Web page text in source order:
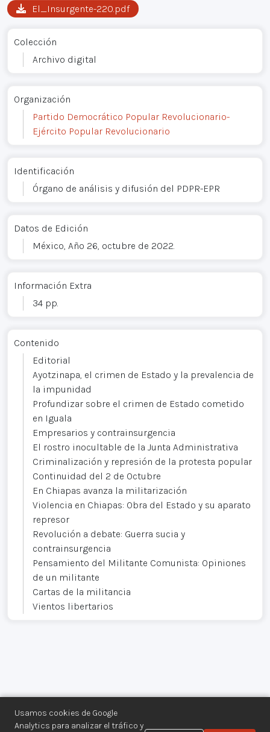
Usamos cookies de Google
Analytics para analizar el tráfico y
El_Insurgente-220.pdf
Colección
Archivo digital
Organización
Partido Democrático Popular Revolucionario-
Ejército Popular Revolucionario
Identificación
Órgano de análisis y difusión del PDPR-EPR
Datos de Edición
México, Año 26, octubre de 2022.
Información Extra
34 pp.
Contenido
Editorial
Ayotzinapa, el crimen de Estado y la prevalencia de
la impunidad
Profundizar sobre el crimen de Estado cometido
en Iguala
Empresarios y contrainsurgencia
El rostro inocultable de la Junta Administrativa
Criminalización y represión de la protesta popular
Continuidad del 2 de Octubre
En Chiapas avanza la militarización
Violencia en Chiapas: Obra del Estado y su aparato
represor
Revolución a debate: Guerra sucia y
contrainsurgencia
Pensamiento del Militante Comunista: Opiniones
de un militante
Cartas de la militancia
Vientos libertarios